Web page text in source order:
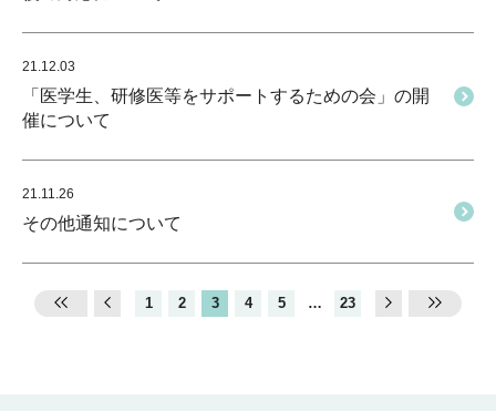
21.12.03
「医学生、研修医等をサポートするための会」の開
催について
21.11.26
その他通知について
1 2 3 4 5 … 23